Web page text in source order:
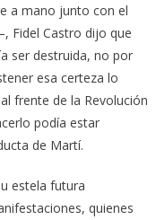
a mano junto con el
Fidel Castro dijo que
ser destruida, no por
esa certeza lo
frente de la Revolución
podía estar
de Martí.
estela futura
quienes